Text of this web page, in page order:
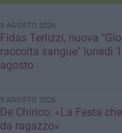
9 AGOSTO 2026
Fidas Terlizzi, nuova
raccolta sangue" lunedì
agosto
9 AGOSTO 2026
De Chirico: «La Festa
da ragazzo»